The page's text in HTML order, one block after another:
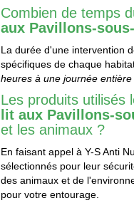
Combien de temps
aux Pavillons-
La durée d'une intervention
spécifiques de chaque
heures à une journée entière
Les produits utilisés
lit aux Pavillons-
et les animaux ?
En faisant appel à Y-S Anti
sélectionnés pour leur
des animaux et de
pour votre entourage.